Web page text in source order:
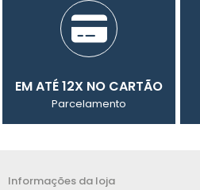
EM ATÉ 12X NO CARTÃO
Parcelamento
Informações da loja